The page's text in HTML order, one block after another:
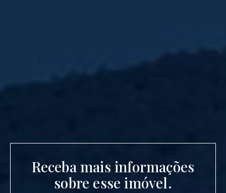
Receba mais informações
sobre esse imóvel.